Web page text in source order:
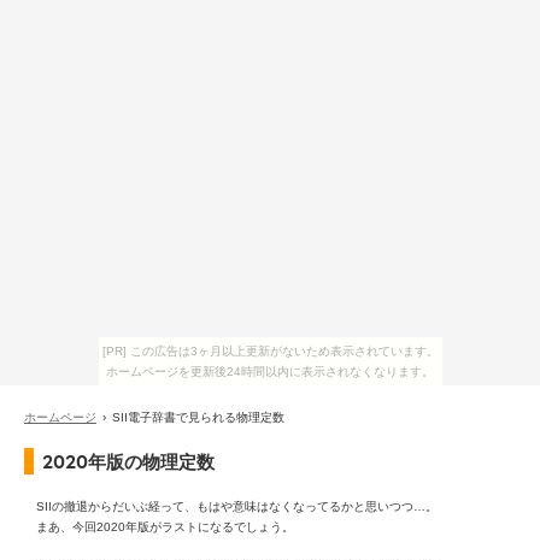
[PR] この広告は3ヶ月以上更新がないため表示されています。
ホームページを更新後24時間以内に表示されなくなります。
ホームページ › SII電子辞書で見られる物理定数
2020年版の物理定数
SIIの撤退からだいぶ経って、もはや意味はなくなってるかと思いつつ…。
まあ、今回2020年版がラストになるでしょう。